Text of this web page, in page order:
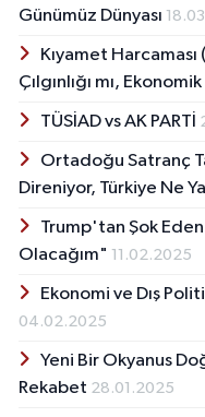
Günümüz Dünyası
Kıyamet
Çılgınlığı mı,
TÜSİAD vs AK PARTİ
Ortadoğu Satranç
Direniyor, Türkiye Ne
Trump'tan Şok Eden
Olacağım" 11.02.2025
Ekonomi ve Dış
04.02.2025
Yeni Bir Okyanus
Rekabet 28.01.2025